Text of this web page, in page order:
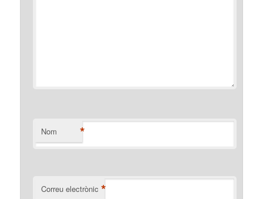
Nom *
Correu electrònic *